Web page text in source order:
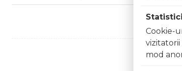
Statistici
Cookie-
mod